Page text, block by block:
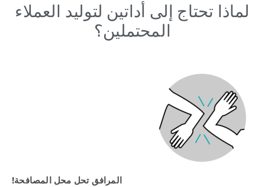
لماذا تحتاج إلى أداتين لتوليد العملاء
المحتملين؟
المرافق تحل محل المصافحة!